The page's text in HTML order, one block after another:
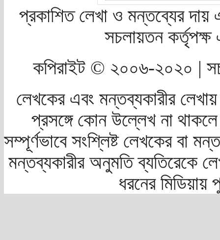
প্রকাশিত লেখা ও মন্তব্যের দায়
সচলায়তন
কপিরাইট © ২০০৬-২০২০ |
লেখকের এবং মন্তব্যকারীর
প্রসঙ্গে কোন উল্লেখ না
সম্পূর্ণভাবে সংশ্লিষ্ট লেখকের বা
মন্তব্যকারীর অনুমতি ব্যতিরেকে
ধরনের মিডিয়ায়